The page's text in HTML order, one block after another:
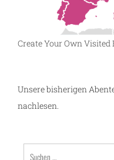
Create Your Own
Unsere bisherigen
nachlesen.